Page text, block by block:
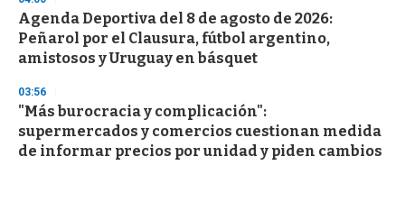
Agenda Deportiva del 8 de agosto de 2026:
Peñarol por el Clausura, fútbol argentino,
amistosos y Uruguay en básquet
03:56
"Más burocracia y complicación":
supermercados y comercios cuestionan medida
de informar precios por unidad y piden cambios